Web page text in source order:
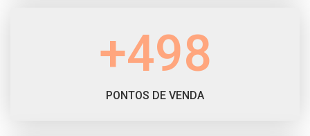
+498
PONTOS DE VENDA